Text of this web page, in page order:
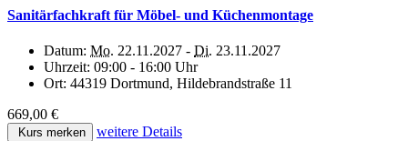
Sanitärfachkraft für Möbel- und Küchenmontage
Datum: Mo. 22.11.2027 - Di. 23.11.2027
Uhrzeit: 09:00 - 16:00 Uhr
Ort: 44319 Dortmund, Hildebrandstraße 11
669,00 €
Kurs merken
weitere Details